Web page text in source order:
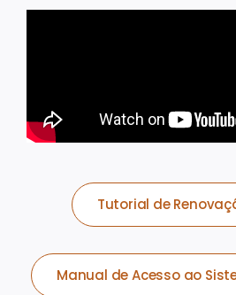
Tutorial de
Manual de Acesso ao